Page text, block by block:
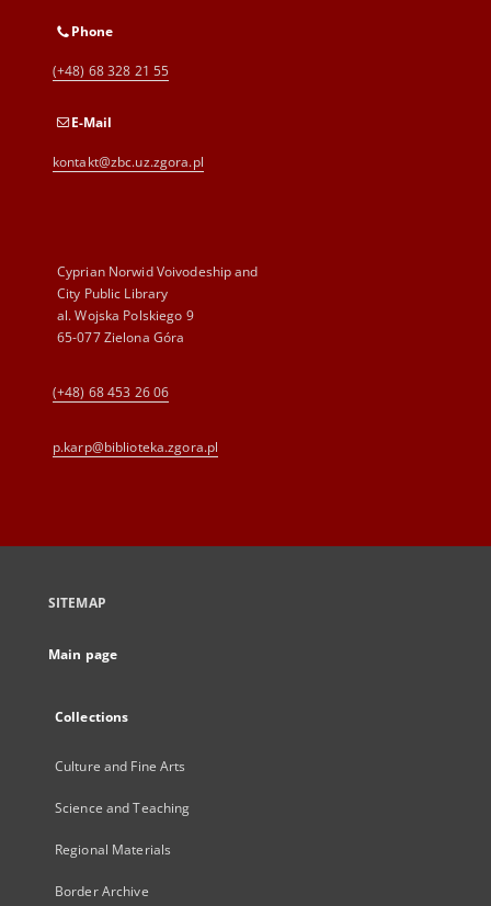
Phone
(+48) 68 328 21 55
E-Mail
kontakt@zbc.uz.zgora.pl
Cyprian Norwid Voivodeship and
City Public Library
al. Wojska Polskiego 9
65-077 Zielona Góra
(+48) 68 453 26 06
p.karp@biblioteka.zgora.pl
SITEMAP
Main page
Collections
Culture and Fine Arts
Science and Teaching
Regional Materials
Border Archive